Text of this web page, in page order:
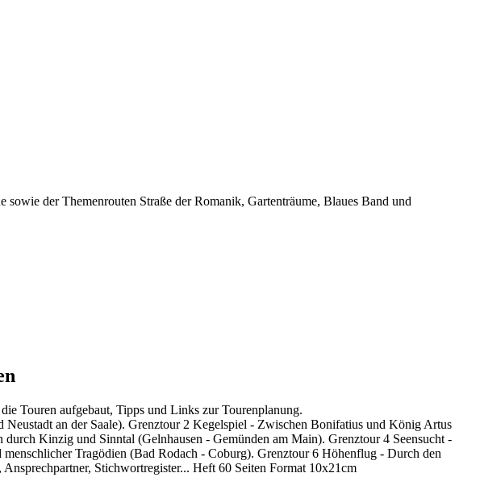
der Themenrouten Straße der Romanik, Gartenträume, Blaues Band und
Touren aufgebaut, Tipps und Links zur Tourenplanung.
an der Saale). Grenztour 2 Kegelspiel - Zwischen Bonifatius und König Artus
Kinzig und Sinntal (Gelnhausen - Gemünden am Main). Grenztour 4 Seensucht -
Tragödien (Bad Rodach - Coburg). Grenztour 6 Höhenflug - Durch den
Stichwortregister... Heft 60 Seiten Format 10x21cm